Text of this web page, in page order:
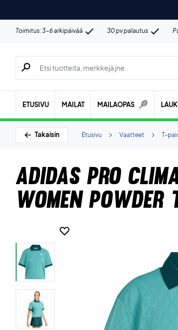
Toimitus: 3-6 arkipäivää 30 pv palautus
Hae tuotteita, merkkejä jne.
ETUSIVU MAILAT MAILAOPAS
Takaisin T-
Vaatteet
Etusivu
Adidas Pro
Women Powder